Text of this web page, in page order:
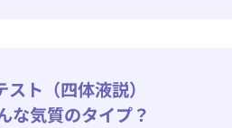
ト（四体液説）
な気質のタイプ？